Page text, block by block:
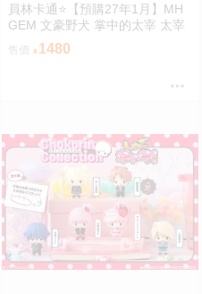
員林卡通⭐️【預購27年1月】MH
GEM 文豪野犬 掌中的太宰 太宰
治 08131480